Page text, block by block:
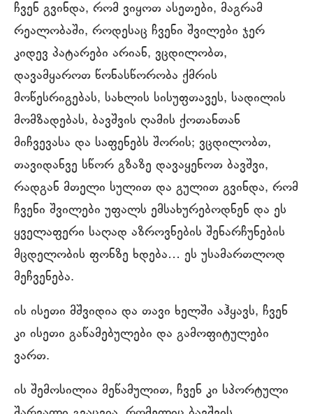
ჩვენ გვინდა, რომ ვიყოთ ასეთები, მაგრამ
რეალობაში, როდესაც ჩვენი შვილები ჯერ
კიდევ პატარები არიან, ვცდილობთ,
დავამყაროთ წონასწორობა ქმრის
მოწესრიგებას, სახლის სისუფთავეს, სადილის
მომზადებას, ბავშვის ღამის ქოთანთან
მიჩვევასა და საფენებს შორის; ვცდილობთ,
თავიდანვე სწორ გზაზე დავაყენოთ ბავშვი,
რადგან მთელი სულით და გულით გვინდა, რომ
ჩვენი შვილები უფალს ემსახურებოდნენ და ეს
ყველაფერი საღად აზროვნების შენარჩუნების
მცდელობის ფონზე ხდება… ეს უსამართლოდ
მეჩვენება.
ის ისეთი მშვიდია და თავი ხელში აჰყავს, ჩვენ
კი ისეთი გაწამებულები და გამოფიტულები
ვართ.
ის შემოსილია მეწამულით, ჩვენ კი სპორტული